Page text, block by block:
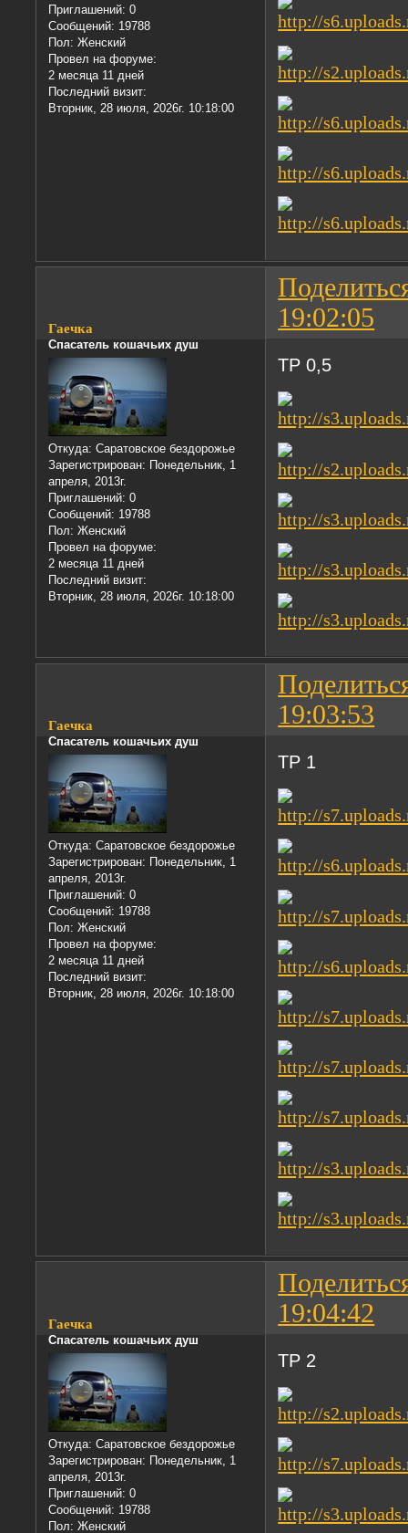
Приглашений: 0
Сообщений: 19788
Пол: Женский
Провел на форуме:
2 месяца 11 дней
Последний визит:
Вторник, 28 июля, 2026г. 10:18:00
19:02:05
Гаечка
Спасатель кошачьих душ
Откуда: Саратовское бездорожье
Зарегистрирован: Понедельник, 1
апреля, 2013г.
Приглашений: 0
Сообщений: 19788
Пол: Женский
Провел на форуме:
2 месяца 11 дней
Последний визит:
Вторник, 28 июля, 2026г. 10:18:00
ТР 0,5
19:03:53
Гаечка
Спасатель кошачьих душ
Откуда: Саратовское бездорожье
Зарегистрирован: Понедельник, 1
апреля, 2013г.
Приглашений: 0
Сообщений: 19788
Пол: Женский
Провел на форуме:
2 месяца 11 дней
Последний визит:
Вторник, 28 июля, 2026г. 10:18:00
ТР 1
19:04:42
Гаечка
Спасатель кошачьих душ
Откуда: Саратовское бездорожье
Зарегистрирован: Понедельник, 1
апреля, 2013г.
Приглашений: 0
Сообщений: 19788
Пол: Женский
ТР 2